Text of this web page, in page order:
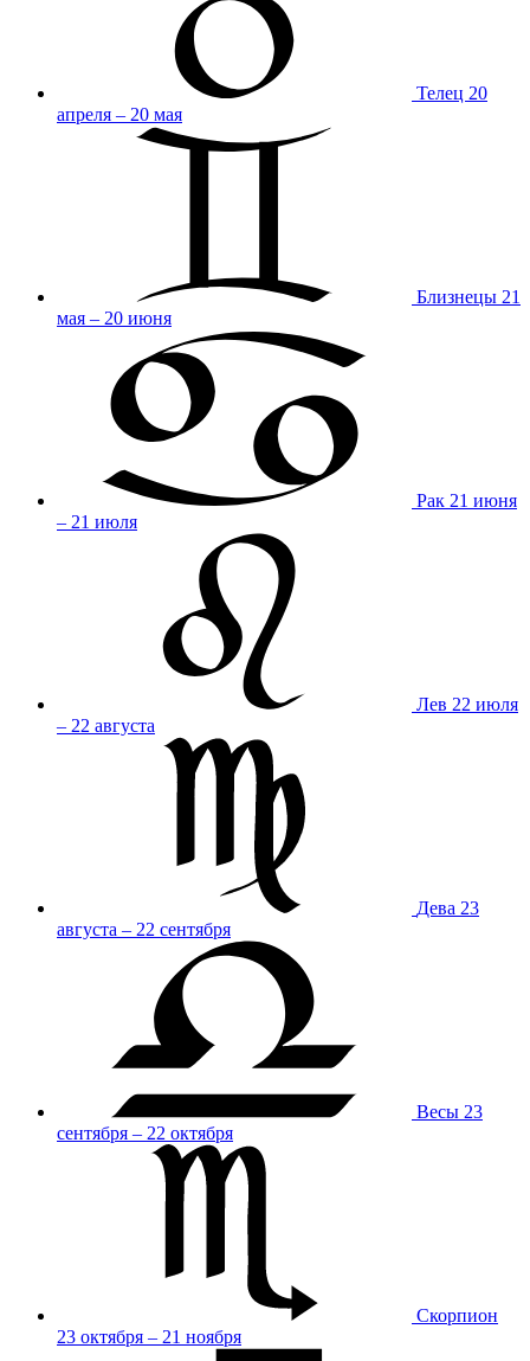
Телец 20
апреля – 20 мая
Близнецы 21
мая – 20 июня
Рак 21 июня
– 21 июля
Лев 22 июля
– 22 августа
Дева 23
августа – 22 сентября
Весы 23
сентября – 22 октября
Скорпион
23 октября – 21 ноября